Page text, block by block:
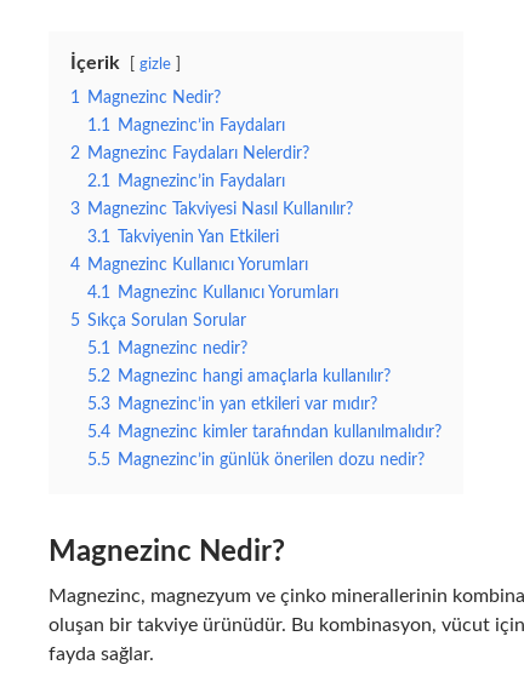
İçerik gizle
1 Magnezinc Nedir?
1.1 Magnezinc’in Faydaları
2 Magnezinc Faydaları Nelerdir?
2.1 Magnezinc’in Faydaları
3 Magnezinc Takviyesi Nasıl Kullanılır?
3.1
Takviyenin Yan Etkileri
4 Magnezinc Kullanıcı Yorumları
4.1 Magnezinc Kullanıcı Yorumları
5 Sıkça Sorulan Sorular
5.1 Magnezinc nedir?
5.2 Magnezinc hangi amaçlarla kullanılır?
5.3 Magnezinc’in yan etkileri var mıdır?
5.4 Magnezinc kimler tarafından kullanılmalıdır?
5.5 Magnezinc’in günlük önerilen dozu nedir?
Magnezinc Nedir?
Magnezinc, magnezyum ve çinko minerallerinin
oluşan bir takviye ürünüdür. Bu kombinasyon, vücut
fayda sağlar.